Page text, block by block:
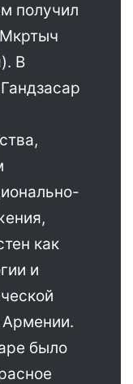
получил
В
как
и
было